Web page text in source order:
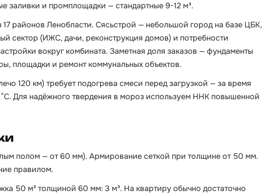
заливки и промплощадки — стандартные 9-12 м³.
районов Ленобласти. Сясьстрой — небольшой город на базе ЦБК,
сектор (ИЖС, дачи, реконструкция домов) и потребности
вокруг комбината. Заметная доля заказов — фундаменты
площадки и ремонт коммунальных объектов.
120 км) требует подогрева смеси перед загрузкой — за время
°C. Для надёжного твердения в мороз используем ННК повышенной
полом — от 60 мм). Армирование сеткой при толщине от 50 мм.
правилом.
50 м² толщиной 60 мм: 3 м³. На квартиру обычно достаточно